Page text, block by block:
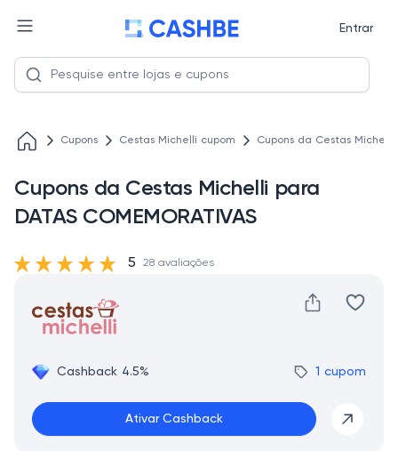
Entrar
Cupons Cestas Michelli cupom Cupons da Cestas Michelli
Cupons da Cestas Michelli para
DATAS COMEMORATIVAS
Cashback 4.5% 1 cupom
Ativar Cashback
5 28 avaliações